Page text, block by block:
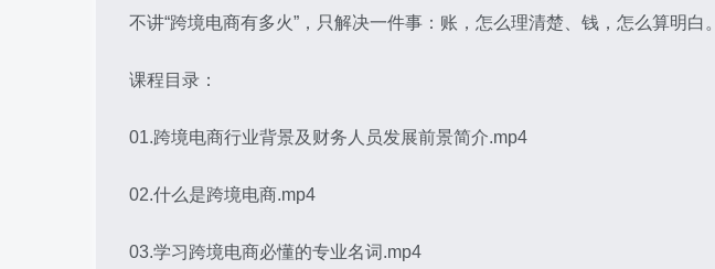
不讲“跨境电商有多火”，只解决一件事：账，怎么理清楚、钱，怎么算明白。
课程目录：
01.跨境电商行业背景及财务人员发展前景简介.mp4
02.什么是跨境电商.mp4
03.学习跨境电商必懂的专业名词.mp4